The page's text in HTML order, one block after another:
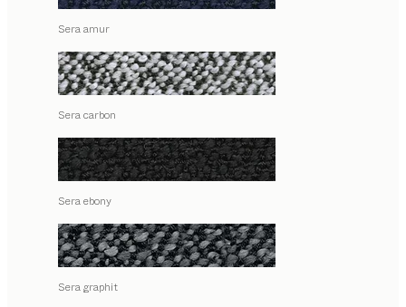
Sera amur
Sera carbon
Sera ebony
Sera graphit